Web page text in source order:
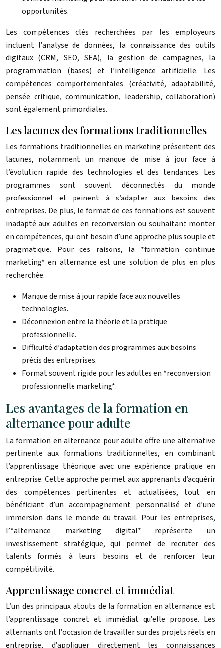
opportunités.
Les compétences clés recherchées par les employeurs
incluent l’analyse de données, la connaissance des outils
digitaux (CRM, SEO, SEA), la gestion de campagnes, la
programmation (bases) et l’intelligence artificielle. Les
compétences comportementales (créativité, adaptabilité,
pensée critique, communication, leadership, collaboration)
sont également primordiales.
Les lacunes des formations traditionnelles
Les formations traditionnelles en marketing présentent des
lacunes, notamment un manque de mise à jour face à
l’évolution rapide des technologies et des tendances. Les
programmes sont souvent déconnectés du monde
professionnel et peinent à s’adapter aux besoins des
entreprises. De plus, le format de ces formations est souvent
inadapté aux adultes en reconversion ou souhaitant monter
en compétences, qui ont besoin d’une approche plus souple et
pragmatique. Pour ces raisons, la *formation continue
marketing* en alternance est une solution de plus en plus
recherchée.
Manque de mise à jour rapide face aux nouvelles
technologies.
Déconnexion entre la théorie et la pratique
professionnelle.
Difficulté d’adaptation des programmes aux besoins
précis des entreprises.
Format souvent rigide pour les adultes en *reconversion
professionnelle marketing*.
Les avantages de la formation en
alternance pour adulte
La formation en alternance pour adulte offre une alternative
pertinente aux formations traditionnelles, en combinant
l’apprentissage théorique avec une expérience pratique en
entreprise. Cette approche permet aux apprenants d’acquérir
des compétences pertinentes et actualisées, tout en
bénéficiant d’un accompagnement personnalisé et d’une
immersion dans le monde du travail. Pour les entreprises,
l’*alternance marketing digital* représente un
investissement stratégique, qui permet de recruter des
talents formés à leurs besoins et de renforcer leur
compétitivité.
Apprentissage concret et immédiat
L’un des principaux atouts de la formation en alternance est
l’apprentissage concret et immédiat qu’elle propose. Les
alternants ont l’occasion de travailler sur des projets réels en
entreprise, d’appliquer directement les connaissances